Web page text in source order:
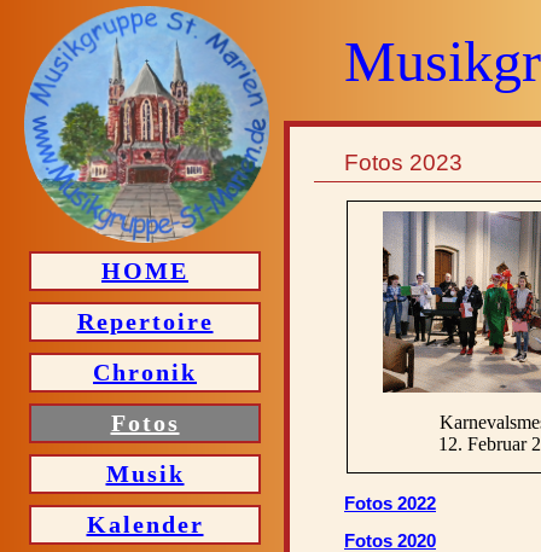
HOME
Repertoire
Chronik
Fotos
Musik
Kalender
Fotos 2023
12. Februar
Fotos 2022
Fotos 2020